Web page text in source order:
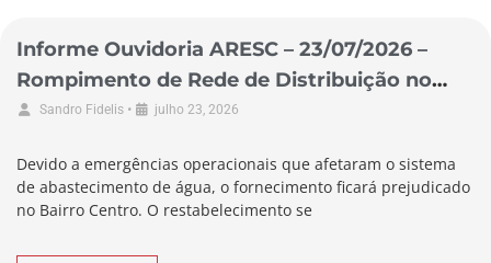
Informe Ouvidoria ARESC – 23/07/2026 –
Rompimento de Rede de Distribuição no
Município de Biguaçu
Sandro Fidelis • julho 23, 2026
Devido a emergências operacionais que afetaram o sistema
de abastecimento de água, o fornecimento ficará prejudicado
no Bairro Centro. O restabelecimento se